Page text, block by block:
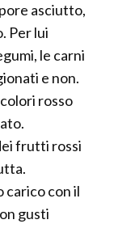
asciutto,
Per lui
le carni
e non.
rosso
frutti rossi
carico con il
gusti